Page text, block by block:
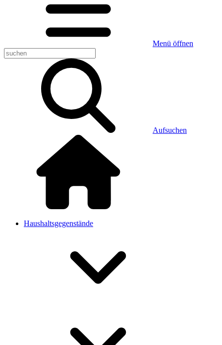
Menü öffnen
Aufsuchen
Haushaltsgegenstände